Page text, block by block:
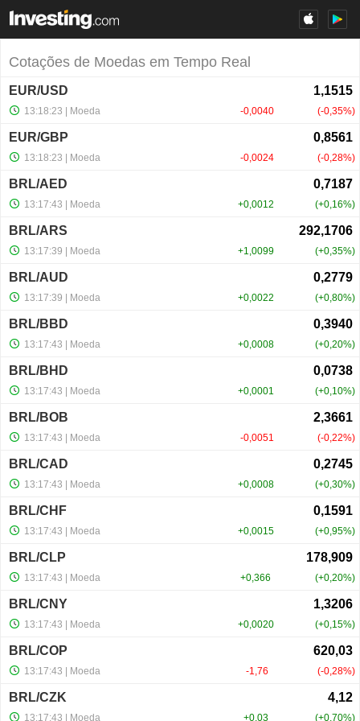
Cotações de Moedas em Tempo Real
EUR/USD
-0,0040 -0,35%
13:18:23 | Moeda
EUR/GBP
-0,0024 -0,28%
13:18:23 | Moeda
BRL/AED
+0,0012 +0,16%
13:17:43 | Moeda
BRL/ARS
+1,0099 +0,35%
13:17:39 | Moeda
BRL/AUD
+0,0022 +0,80%
13:17:39 | Moeda
BRL/BBD
+0,0008 +0,20%
13:17:43 | Moeda
BRL/BHD
+0,0001 +0,10%
13:17:43 | Moeda
BRL/BOB
-0,0051 -0,22%
13:17:43 | Moeda
BRL/CAD
+0,0008 +0,30%
13:17:43 | Moeda
BRL/CHF
+0,0015 +0,95%
13:17:43 | Moeda
BRL/CLP
+0,366 +0,20%
13:17:43 | Moeda
BRL/CNY
+0,0020 +0,15%
13:17:43 | Moeda
BRL/COP
-1,76 -0,28%
13:17:43 | Moeda
BRL/CZK
+0,03 +0,70%
13:17:43 | Moeda